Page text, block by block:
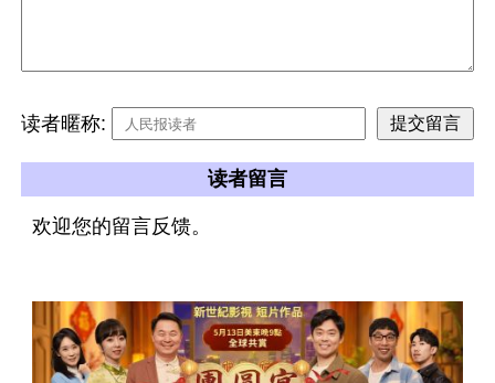
读者暱称:
读者留言
欢迎您的留言反馈。